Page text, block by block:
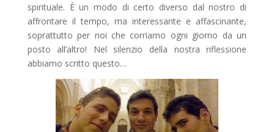
spirituale. È un modo di certo diverso dal nostro di
affrontare il tempo, ma interessante e affascinante,
soprattutto per noi che corriamo ogni giorno da un
posto all’altro! Nel silenzio della nostra riflessione
abbiamo scritto questo…